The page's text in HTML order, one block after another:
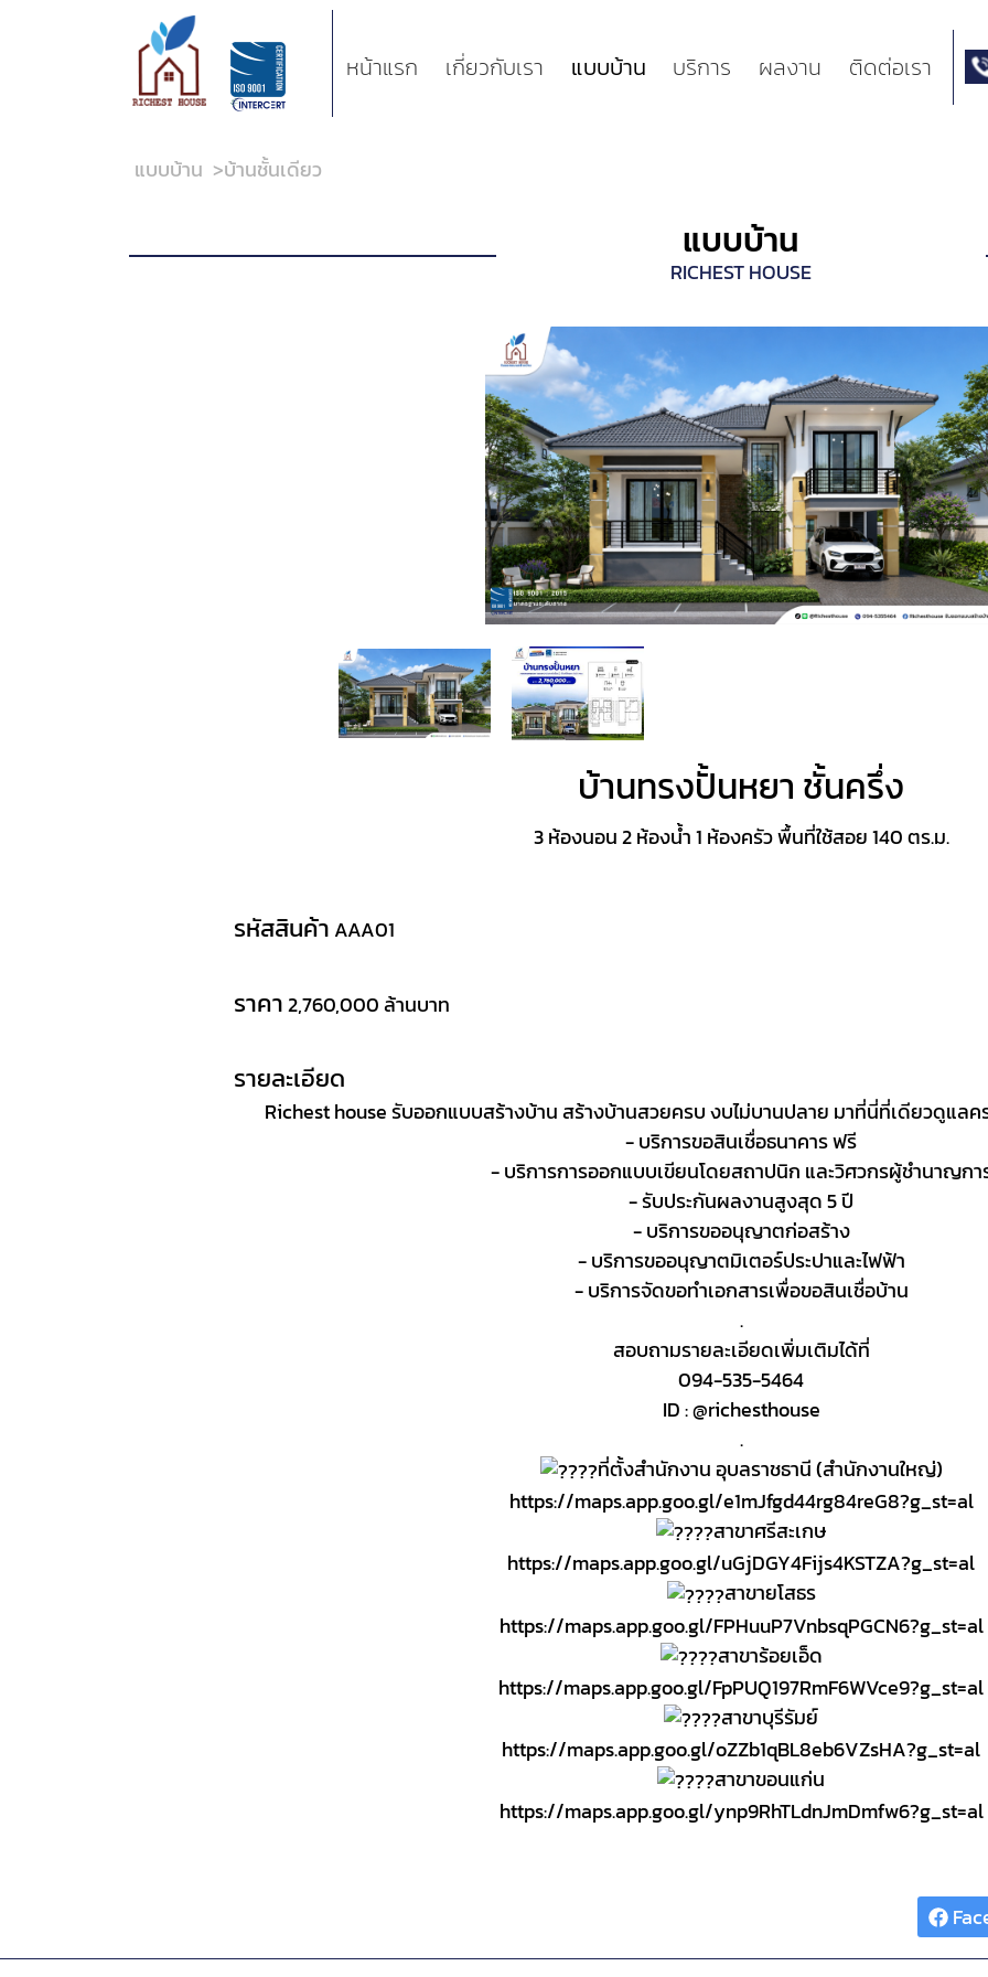
หน้าแรก เกี่ยวกับเรา แบบบ้าน บริการ ผลงาน ติดต่อเรา
แบบบ้าน >บ้านชั้นเดียว
แบบบ้าน
RICHEST HOUSE
บ้านทรงปั้นหยา ชั้นครึ่ง
3 ห้องนอน 2 ห้องน้ำ 1 ห้องครัว พื้นที่ใช้สอย 140 ตร.ม.
รหัสสินค้า AAA01
ราคา2,760,000 ล้านบาท
รายละเอียด
Richest house รับออกแบบสร้างบ้าน สร้างบ้านสวยครบ งบไม่บานปลาย มาที่นี่ที่เดียวดูแลค
- บริการขอสินเชื่อธนาคาร ฟรี
- บริการการออกแบบเขียนโดยสถาปนิก และวิศวกรผู้ชำนาญกา
- รับประกันผลงานสูงสุด 5 ปี
- บริการขออนุญาตก่อสร้าง
- บริการขออนุญาตมิเตอร์ประปาและไฟฟ้า
- บริการจัดขอทำเอกสารเพื่อขอสินเชื่อบ้าน
.
สอบถามรายละเอียดเพิ่มเติมได้ที่
094-535-5464
ID : @richesthouse
.
ที่ตั้งสำนักงาน อุบลราชธานี (สำนักงานใหญ่)
https://maps.app.goo.gl/e1mJfgd44rg84reG8?g_st=al
สาขาศรีสะเกษ
https://maps.app.goo.gl/uGjDGY4Fijs4KSTZA?g_st=al
สาขายโสธร
https://maps.app.goo.gl/FPHuuP7VnbsqPGCN6?g_st=al
สาขาร้อยเอ็ด
https://maps.app.goo.gl/FpPUQ197RmF6WVce9?g_st=al
สาขาบุรีรัมย์
https://maps.app.goo.gl/oZZb1qBL8eb6VZsHA?g_st=al
สาขาขอนแก่น
https://maps.app.goo.gl/ynp9RhTLdnJmDmfw6?g_st=al